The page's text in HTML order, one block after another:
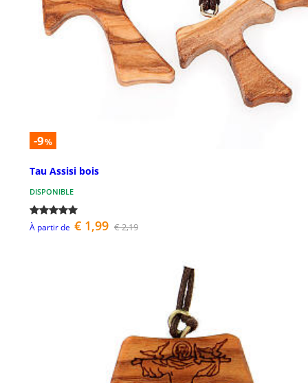
-9%
Tau Assisi bois
DISPONIBLE
À partir de € 1,99 € 2,19